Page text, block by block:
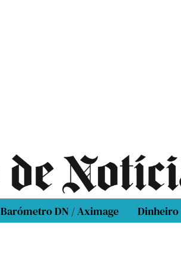
Barómetro DN / Aximage Dinheiro